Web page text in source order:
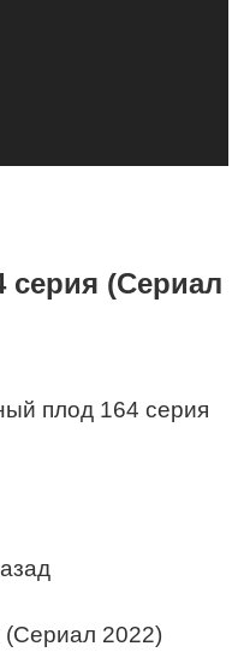
серия (Сериал
плод 164 серия
(Сериал 2022)